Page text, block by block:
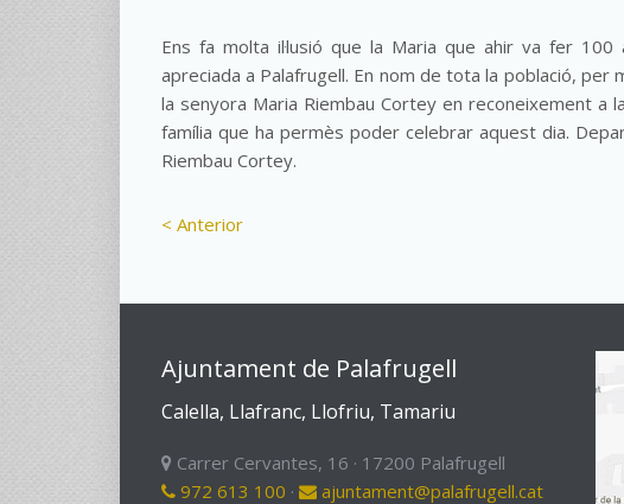
Ens fa molta il·lusió que la Maria que ahir va fer
apreciada a Palafrugell. En nom de tota la població, per
la senyora Maria Riembau Cortey en reconeixement a
família que ha permès poder celebrar aquest dia.
Riembau Cortey.
< Anterior
Ajuntament de Palafrugell
Calella, Llafranc, Llofriu, Tamariu
Carrer Cervantes, 16 · 17200 Palafrugell
972 613 100 ·
ajuntament@palafrugell.cat